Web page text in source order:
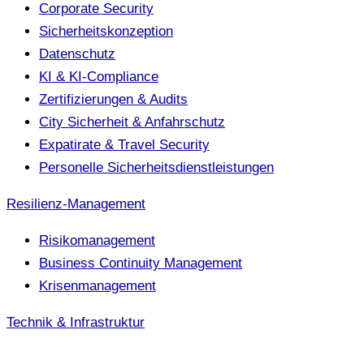
Corporate Security
Sicherheitskonzeption
Datenschutz
KI & KI-Compliance
Zertifizierungen & Audits
City Sicherheit & Anfahrschutz
Expatirate & Travel Security
Personelle Sicherheitsdienstleistungen
Resilienz-Management
Risikomanagement
Business Continuity Management
Krisenmanagement
Technik & Infrastruktur